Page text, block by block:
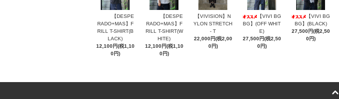
【DESPE
RADO+MAS】F
RILL T-SHIRT(B
LACK)
12,100円(税1,10
0円)
【DESPE
RADO+MAS】F
RILL T-SHIRT(W
HITE)
12,100円(税1,10
0円)
【VIVISION】N
YLON STRETCH
- T
22,000円(税2,00
0円)
【VIVI BG
BG】(OFF WHIT
E)
27,500円(税2,50
0円)
【VIVI BG
BG】(BLACK)
27,500円(税2,50
0円)